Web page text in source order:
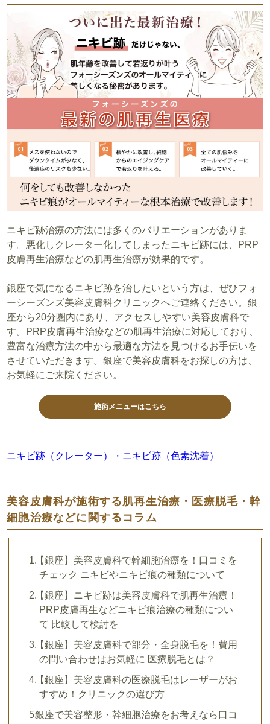
ニキビ跡治療の方法には多くのバリエーションがありま
す。悪化しクレーター化してしまったニキビ跡には、PRP
皮膚再生治療などの肌再生治療が効果的です。
銀座で気になるニキビ跡を治したいという方は、ぜひフォ
ーシーズンズ美容皮膚科クリニックへご連絡ください。銀
座から20分圏内にあり、アクセスしやすい美容皮膚科で
す。PRP皮膚再生治療などの肌再生治療に対応しており、
豊富な治療方法の中から最適な方法を見つけるお手伝いを
させていただきます。銀座で美容皮膚科をお探しの方は、
お気軽にご来院ください。
施術メニューはこちら
ニキビ跡（クレーター）・ニキビ跡（色素沈着）
美容皮膚科が施術する肌再生治療・医療脱毛・幹
細胞治療などに関するコラム
【銀座】美容皮膚科で幹細胞治療を！口コミを
チェック ニキビやニキビ痕の種類について
【銀座】ニキビ跡は美容皮膚科で肌再生治療！
PRP皮膚再生などニキビ痕治療の種類につい
て 比較して検討を
【銀座】美容皮膚科で部分・全身脱毛を！費用
の問い合わせはお気軽に 医療脱毛とは？
【銀座】美容皮膚科の医療脱毛はレーザーがお
すすめ！クリニックの選び方
銀座で美容整形・幹細胞治療をお考えなら口コ